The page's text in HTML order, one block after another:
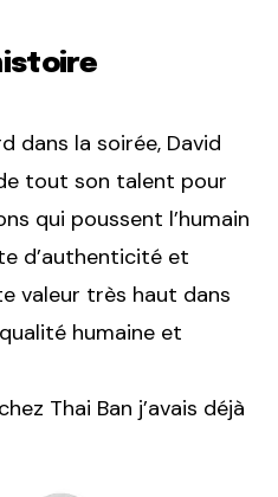
dans la soirée, David
tout son talent pour
qui poussent l’humain
d’authenticité et
valeur très haut dans
humaine et
Thai Ban j’avais déjà